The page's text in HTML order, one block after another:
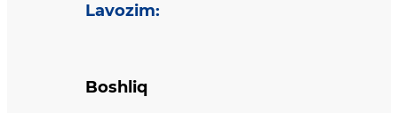
Lavozim:
Boshliq